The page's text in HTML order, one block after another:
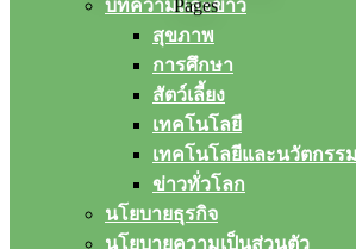
บทความและข่าว
สุขภาพ
การศึกษา
สัตว์เลี้ยง
เทคโนโลยี
เทคโนโลยีและนวัตกรรม
ข่าวทั่วโลก
นโยบายธุรกิจ
นโยบายความเป็นส่วนตัว